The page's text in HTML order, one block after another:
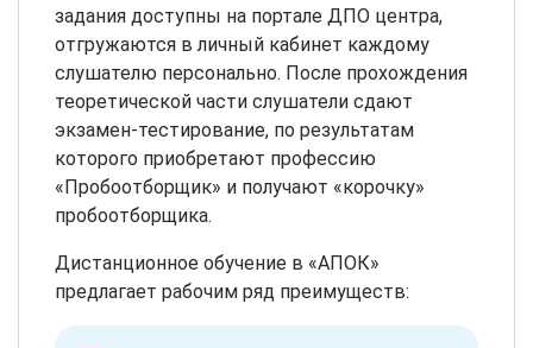
задания доступны на портале ДПО центра,
отгружаются в личный кабинет каждому
слушателю персонально. После прохождения
теоретической части слушатели сдают
экзамен-тестирование, по результатам
которого приобретают профессию
«Пробоотборщик» и получают «корочку»
пробоотборщика.
Дистанционное обучение в «АПОК»
предлагает рабочим ряд преимуществ: